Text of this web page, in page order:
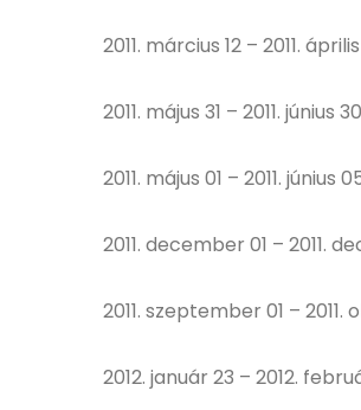
2011. március 12 – 2011.
2011. május 31 – 2011. június
2011. május 01 – 2011. június
2011. december 01 – 2011.
2011. szeptember 01 –
2012. január 23 – 2012.